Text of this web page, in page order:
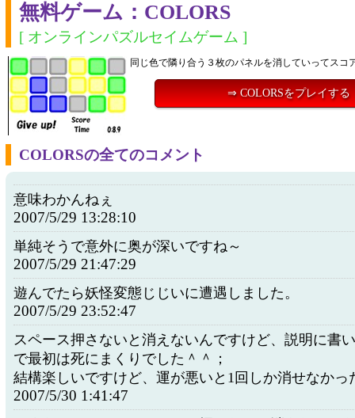
無料ゲーム：COLORS
[ オンラインパズルセイムゲーム ]
同じ色で隣り合う３枚のパネルを消していってスコ
⇒ COLORSをプレイする
COLORSの全てのコメント
意味わかんねぇ
2007/5/29 13:28:10
単純そうで意外に奥が深いですね～
2007/5/29 21:47:29
遊んでたら妖怪変態じじいに遭遇しました。
2007/5/29 23:52:47
スペース押さないと消えないんですけど、説明に書
で最初は死にまくりでした＾＾；
結構楽しいですけど、運が悪いと1回しか消せなかっ
2007/5/30 1:41:47